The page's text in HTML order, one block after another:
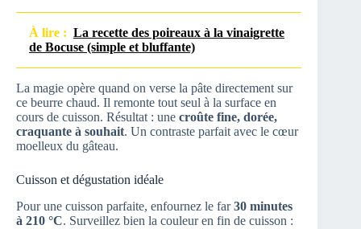
À lire : La recette des poireaux à la vinaigrette
de Bocuse (simple et bluffante)
La magie opère quand on verse la pâte directement sur
ce beurre chaud. Il remonte tout seul à la surface en
cours de cuisson. Résultat : une croûte fine, dorée,
craquante à souhait. Un contraste parfait avec le cœur
moelleux du gâteau.
Cuisson et dégustation idéale
Pour une cuisson parfaite, enfournez le far30 minutes
à 210 °C. Surveillez bien la couleur en fin de cuisson :